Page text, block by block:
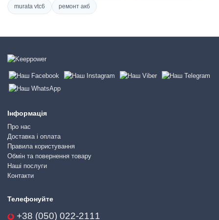
murata vtc6 ремонт акб
Інформація
Про нас
Доставка і оплата
Правила користування
Обмін та повернення товару
Наші послуги
Контакти
Телефонуйте
+38 (050) 022-2111